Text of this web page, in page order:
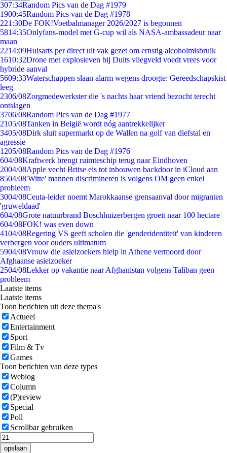
307:34Random Pics van de Dag #1979
1900:45Random Pics van de Dag #1978
221:30De FOK!Voetbalmanager 2026/2027 is begonnen
5814:35Onlyfans-model met G-cup wil als NASA-ambassadeur naar
maan
2214:09Huisarts per direct uit vak gezet om ernstig alcoholmisbruik
1610:32Drone met explosieven bij Duits vliegveld voedt vrees voor
hybride aanval
5609:33Waterschappen slaan alarm wegens droogte: Gereedschapskist
leeg
2306/08Zorgmedewerkster die 's nachts haar vriend bezocht terecht
ontslagen
3706/08Random Pics van de Dag #1977
2105/08Tanken in België wordt nóg aantrekkelijker
3405/08Dirk sluit supermarkt op de Wallen na golf van diefstal en
agressie
1205/08Random Pics van de Dag #1976
604/08Kraftwerk brengt ruimteschip terug naar Eindhoven
2004/08Apple vecht Britse eis tot inbouwen backdoor in iCloud aan
8504/08'Witte' mannen discrimineren is volgens OM geen enkel
probleem
3004/08Ceuta-leider noemt Marokkaanse grensaanval door migranten
'gruweldaad'
604/08Grote natuurbrand Boschhuizerbergen groeit naar 100 hectare
604/08FOK! was even down
4104/08Regering VS geeft scholen die 'genderidentiteit' van kinderen
verbergen voor ouders ultimatum
5904/08Vrouw die asielzoekers hielp in Athene vermoord door
Afghaanse asielzoeker
2504/08Lekker op vakantie naar Afghanistan volgens Taliban geen
probleem
Laatste items
Laatste items
Toon berichten uit deze thema's
Actueel
Entertainment
Sport
Film & Tv
Games
Toon berichten van deze types
Weblog
Column
(P)review
Special
Poll
Scrollbar gebruiken
opslaan